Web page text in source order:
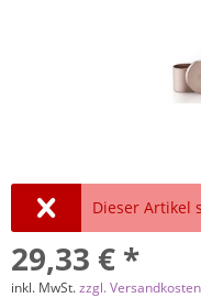
Dieser Artikel
29,33 € *
inkl. MwSt.zzgl. Versandkosten